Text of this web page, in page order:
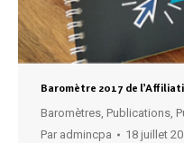
Baromètre 2017 de
Baromètres, Publications,
Par admincpa 18 juillet